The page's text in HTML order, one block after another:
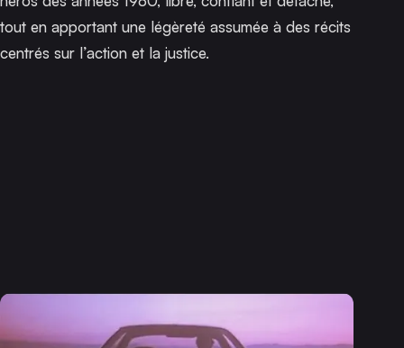
tout en apportant une légèreté assumée à des récits
centrés sur l’action et la justice.